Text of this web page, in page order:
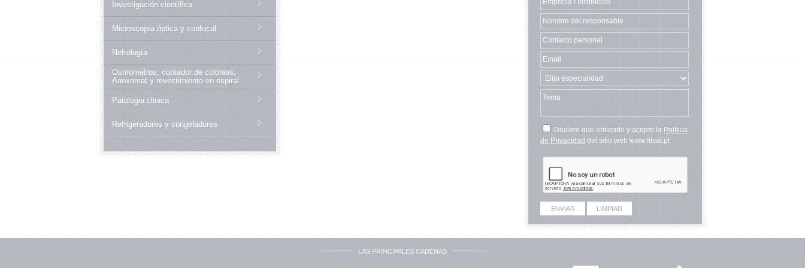
Investigación científica
Microscopía óptica y confocal
Nefrología
Osmómetros, contador de colonias,
Anoxomat y revestimiento en espiral
Patologia clinica
Refrigeradores y congeladores
Declaro que entiendo y acepto la Política
de Privacidad del sitio web www.filsat.pt
LAS PRINCIPALES CADENAS